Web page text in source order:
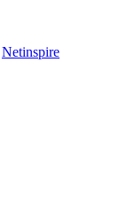
Netinspire